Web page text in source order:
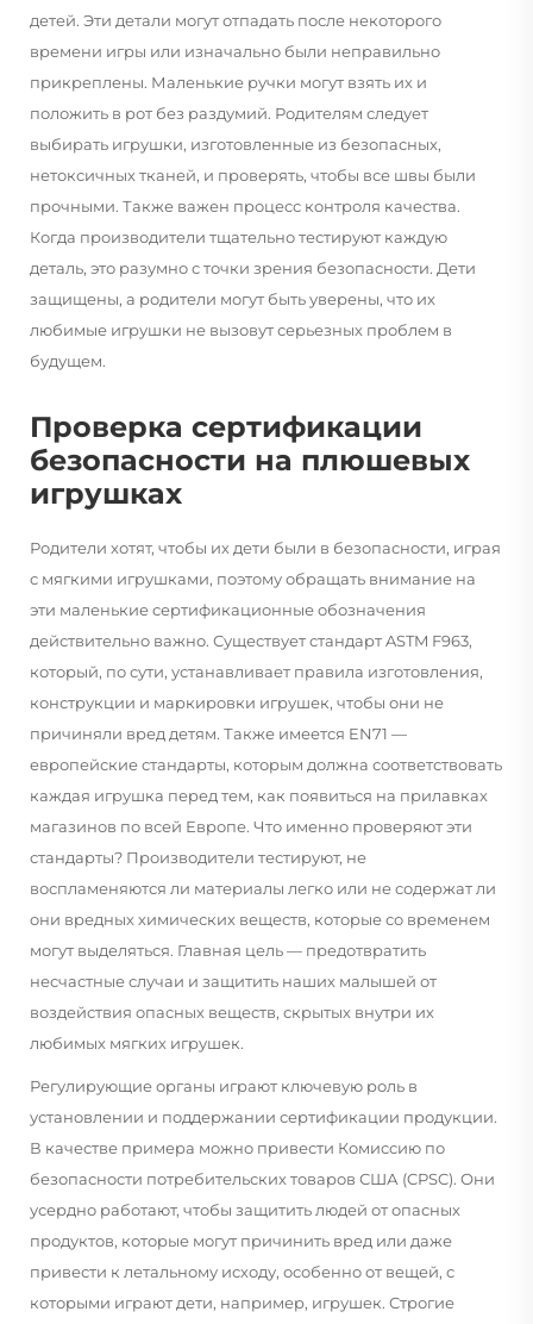
детей. Эти детали могут отпадать после некоторого
времени игры или изначально были неправильно
прикреплены. Маленькие ручки могут взять их и
положить в рот без раздумий. Родителям следует
выбирать игрушки, изготовленные из безопасных,
нетоксичных тканей, и проверять, чтобы все швы были
прочными. Также важен процесс контроля качества.
Когда производители тщательно тестируют каждую
деталь, это разумно с точки зрения безопасности. Дети
защищены, а родители могут быть уверены, что их
любимые игрушки не вызовут серьезных проблем в
будущем.
Проверка сертификации
безопасности на плюшевых
игрушках
Родители хотят, чтобы их дети были в безопасности, играя
с мягкими игрушками, поэтому обращать внимание на
эти маленькие сертификационные обозначения
действительно важно. Существует стандарт ASTM F963,
который, по сути, устанавливает правила изготовления,
конструкции и маркировки игрушек, чтобы они не
причиняли вред детям. Также имеется EN71 —
европейские стандарты, которым должна соответствовать
каждая игрушка перед тем, как появиться на прилавках
магазинов по всей Европе. Что именно проверяют эти
стандарты? Производители тестируют, не
воспламеняются ли материалы легко или не содержат ли
они вредных химических веществ, которые со временем
могут выделяться. Главная цель — предотвратить
несчастные случаи и защитить наших малышей от
воздействия опасных веществ, скрытых внутри их
любимых мягких игрушек.
Регулирующие органы играют ключевую роль в
установлении и поддержании сертификации продукции.
В качестве примера можно привести Комиссию по
безопасности потребительских товаров США (CPSC). Они
усердно работают, чтобы защитить людей от опасных
продуктов, которые могут причинить вред или даже
привести к летальному исходу, особенно от вещей, с
которыми играют дети, например, игрушек. Строгие